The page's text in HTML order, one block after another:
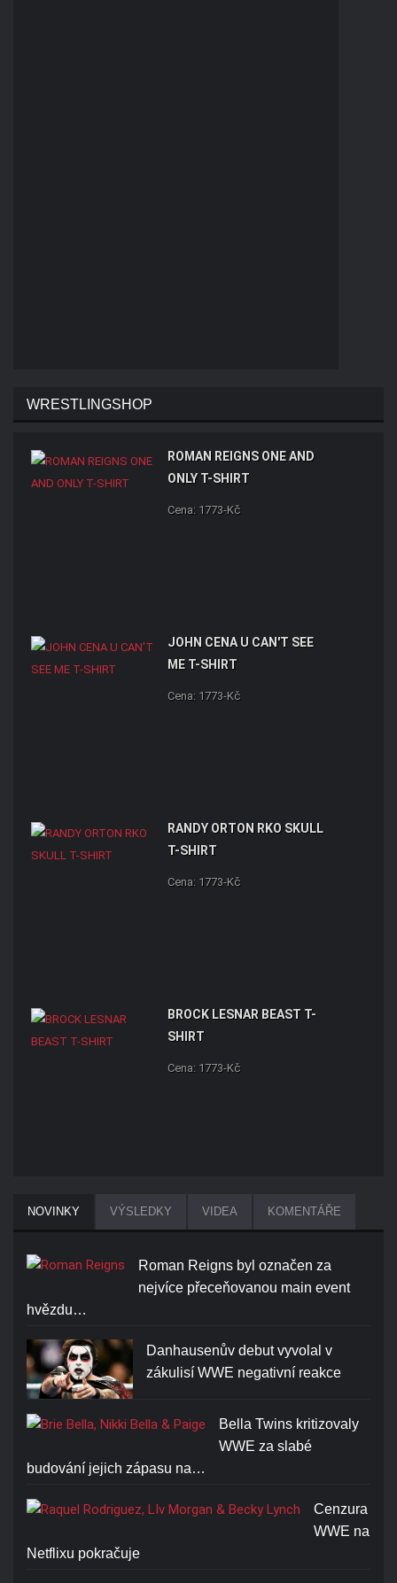
WRESTLINGSHOP
ROMAN REIGNS ONE AND
ONLY T-SHIRT
Cena: 1773-Kč
JOHN CENA U CAN'T SEE
ME T-SHIRT
Cena: 1773-Kč
RANDY ORTON RKO SKULL
T-SHIRT
Cena: 1773-Kč
BROCK LESNAR BEAST T-
SHIRT
Cena: 1773-Kč
NOVINKY VÝSLEDKY VIDEA KOMENTÁŘE
Roman Reigns byl označen za
nejvíce přeceňovanou main event
hvězdu…
Danhausenův debut vyvolal v
zákulisí WWE negativní reakce
Bella Twins kritizovaly
WWE za slabé
budování jejich zápasu na…
Cenzura
WWE na
Netflixu pokračuje